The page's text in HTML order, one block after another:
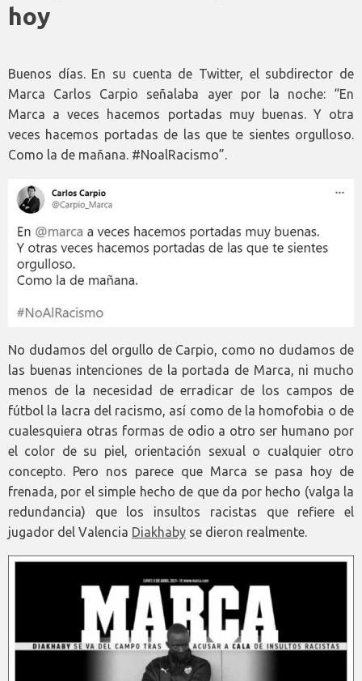
hoy
Buenos días. En su cuenta de Twitter, el subdirector de
Marca Carlos Carpio señalaba ayer por la noche: “En
Marca a veces hacemos portadas muy buenas. Y otra
veces hacemos portadas de las que te sientes orgulloso.
Como la de mañana. #NoalRacismo”.
No dudamos del orgullo de Carpio, como no dudamos de
las buenas intenciones de la portada de Marca, ni mucho
menos de la necesidad de erradicar de los campos de
fútbol la lacra del racismo, así como de la homofobia o de
cualesquiera otras formas de odio a otro ser humano por
el color de su piel, orientación sexual o cualquier otro
concepto. Pero nos parece que Marca se pasa hoy de
frenada, por el simple hecho de que da por hecho (valga la
redundancia) que los insultos racistas que refiere el
jugador del Valencia Diakhaby se dieron realmente.